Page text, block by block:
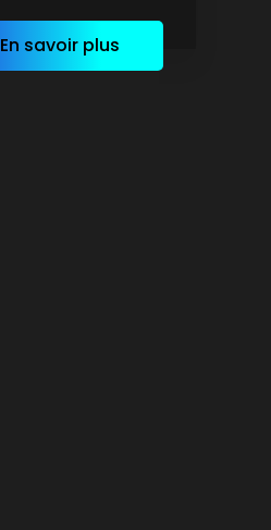
En savoir plus